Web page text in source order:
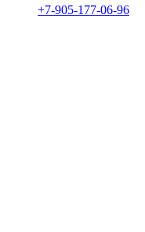
+7-905-177-06-96